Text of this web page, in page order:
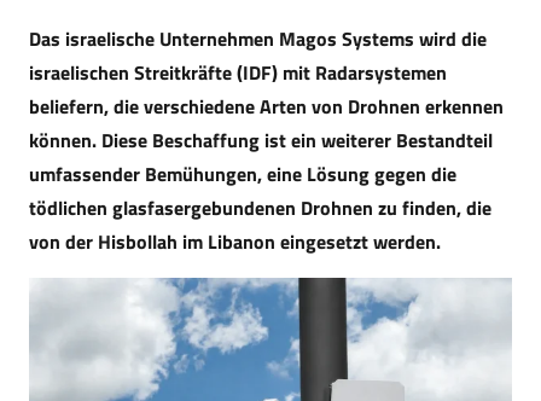
Das israelische Unternehmen Magos Systems wird die
israelischen Streitkräfte (IDF) mit Radarsystemen
beliefern, die verschiedene Arten von Drohnen erkennen
können. Diese Beschaffung ist ein weiterer Bestandteil
umfassender Bemühungen, eine Lösung gegen die
tödlichen glasfasergebundenen Drohnen zu finden, die
von der Hisbollah im Libanon eingesetzt werden.